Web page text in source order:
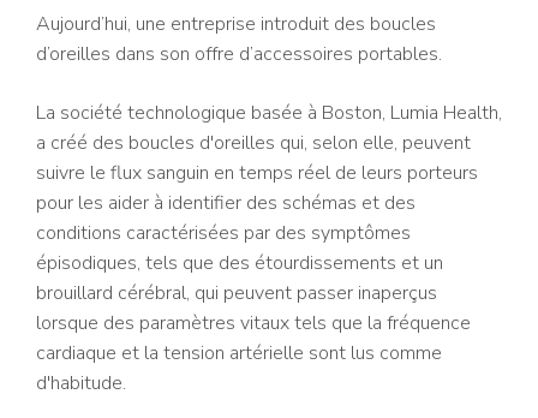
Aujourd’hui, une entreprise introduit des boucles
d’oreilles dans son offre d’accessoires portables.
La société technologique basée à Boston, Lumia Health,
a créé des boucles d'oreilles qui, selon elle, peuvent
suivre le flux sanguin en temps réel de leurs porteurs
pour les aider à identifier des schémas et des
conditions caractérisées par des symptômes
épisodiques, tels que des étourdissements et un
brouillard cérébral, qui peuvent passer inaperçus
lorsque des paramètres vitaux tels que la fréquence
cardiaque et la tension artérielle sont lus comme
d'habitude.